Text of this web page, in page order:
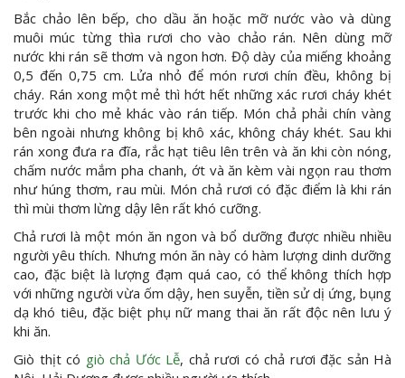
Bắc chảo lên bếp, cho dầu ăn hoặc mỡ nước vào và dùng
muôi múc từng thìa rươi cho vào chảo rán. Nên dùng mỡ
nước khi rán sẽ thơm và ngon hơn. Độ dày của miếng khoảng
0,5 đến 0,75 cm. Lửa nhỏ để món rươi chín đều, không bị
cháy. Rán xong một mẻ thì hớt hết những xác rươi cháy khét
trước khi cho mẻ khác vào rán tiếp. Món chả phải chín vàng
bên ngoài nhưng không bị khô xác, không cháy khét. Sau khi
rán xong đưa ra đĩa, rắc hạt tiêu lên trên và ăn khi còn nóng,
chấm nước mắm pha chanh, ớt và ăn kèm vài ngọn rau thơm
như húng thơm, rau mùi. Món chả rươi có đặc điểm là khi rán
thì mùi thơm lừng dậy lên rất khó cưỡng.
Chả rươi là một món ăn ngon và bổ dưỡng được nhiều nhiều
người yêu thích. Nhưng món ăn này có hàm lượng dinh dưỡng
cao, đặc biệt là lượng đạm quá cao, có thể không thích hợp
với những người vừa ốm dậy, hen suyễn, tiền sử dị ứng, bụng
dạ khó tiêu, đặc biệt phụ nữ mang thai ăn rất độc nên lưu ý
khi ăn.
Giò thịt có giò chả Ước Lễ, chả rươi có chả rươi đặc sản Hà